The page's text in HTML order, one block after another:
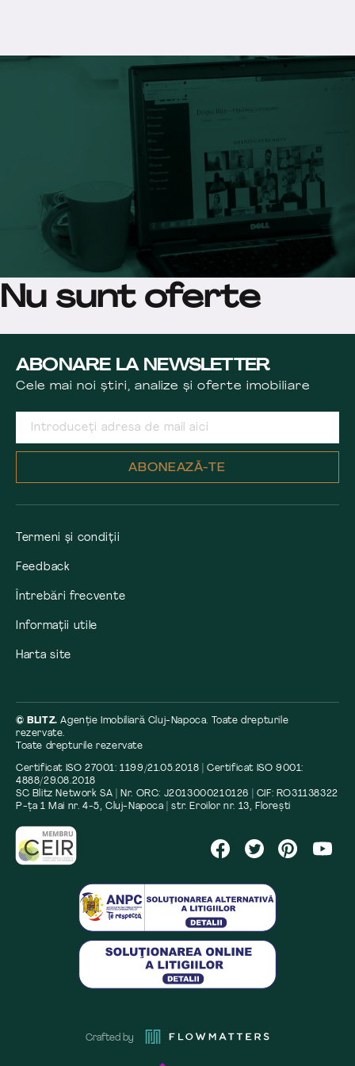
Nu sunt oferte
ABONARE LA NEWSLETTER
Cele mai noi știri, analize și oferte imobiliare
ABONEAZĂ-TE
Termeni și condiții
Feedback
Întrebări frecvente
Informații utile
Harta site
© BLITZ.Agenție Imobiliară Cluj-Napoca. Toate drepturile
rezervate.
Toate drepturile rezervate
Certificat ISO 27001: 1199/21.05.2018 | Certificat ISO 9001:
4888/29.08.2018
SC Blitz Network SA | Nr. ORC: J2013000210126 | CIF: RO31138322
P-ța 1 Mai nr. 4-5, Cluj-Napoca | str. Eroilor nr. 13, Florești
Crafted by